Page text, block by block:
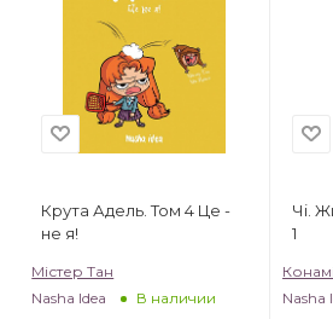
Крута Адель. Том 4 Це -
не я!
Містер Тан
Nasha Idea
В наличии
Чі.
1
Nasha